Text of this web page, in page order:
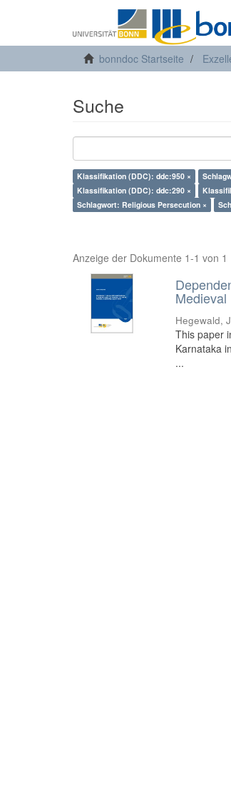
bonndoc Startseite
Suche
Klassifikation (DDC): ddc:950 ×
Klassifikation (DDC): ddc:290 ×
Schlagwort: Religious Persecution ×
Anzeige der Dokumente 1-1 von 1
Hegewald,
This paper
Karnataka
...